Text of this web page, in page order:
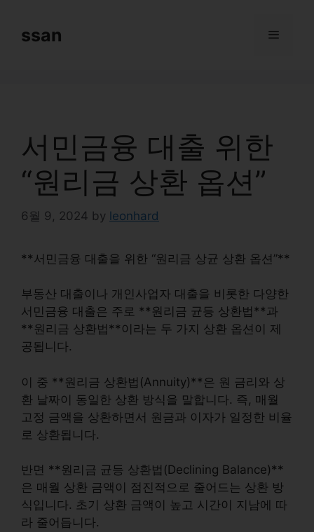
contentssan Menu
서민금융 대출 위한
“원리금 상환 옵션”
6월 9, 2024 by leonhard
**서민금융 대출을 위한 “원리금 상균 상환 옵션”**
부동산 대출이나 개인사업자 대출을 비롯한 다양한
서민금융 대출은 주로 **원리금 균등 상환법**과
**원리금 상환법**이라는 두 가지 상환 옵션이 제
공됩니다.
이 중 **원리금 상환법(Annuity)**은 원 금리와 상
환 날짜이 동일한 상환 방식을 말합니다. 즉, 매월
고정 금액을 상환하면서 원금과 이자가 일정한 비율
로 상환됩니다.
반면 **원리금 균등 상환법(Declining Balance)**
은 매월 상환 금액이 점진적으로 줄어드는 상환 방
식입니다. 초기 상환 금액이 높고 시간이 지남에 따
라 줄어듭니다.